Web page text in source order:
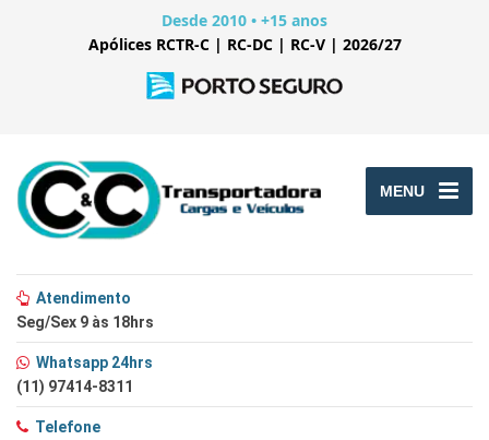
Desde 2010 • +15 anos
Apólices RCTR-C | RC-DC | RC-V | 2026/27
MENU
Atendimento
Seg/Sex 9 às 18hrs
Whatsapp 24hrs
(11) 97414-8311
Telefone